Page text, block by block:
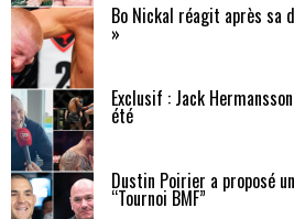
Bo Nickal réagit après sa
»
Exclusif : Jack
été
Dustin Poirier a proposé
“Tournoi BMF”